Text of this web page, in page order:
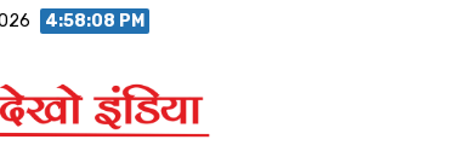
4:58:08 PM